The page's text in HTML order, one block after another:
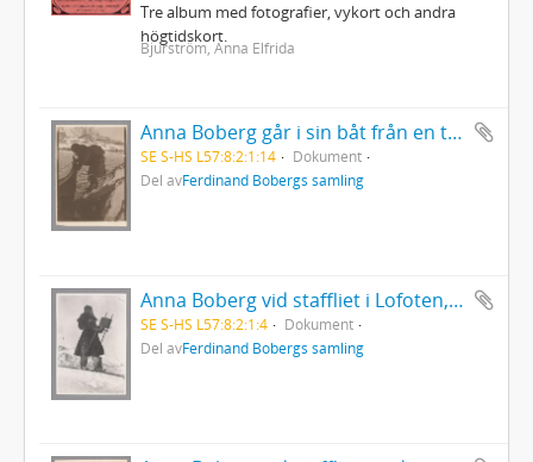
Tre album med fotografier, vykort och andra
högtidskort.
Bjurström, Anna Elfrida
Anna Boberg går i sin båt från en trappa
SE S-HS L57:8:2:1:14
Dokument
Del avFerdinand Bobergs samling
Anna Boberg vid staffliet i Lofoten, Norge
SE S-HS L57:8:2:1:4
Dokument
Del avFerdinand Bobergs samling